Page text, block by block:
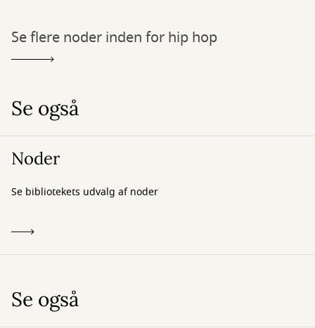
Se flere noder inden for hip hop
Se også
Noder
Se bibliotekets udvalg af noder
Se også